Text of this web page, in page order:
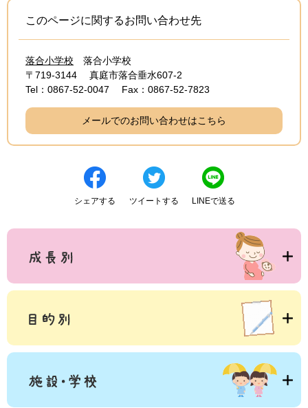
このページに関するお問い合わせ先
落合小学校
落合小学校
〒719-3144
真庭市落合垂水607-2
Tel：0867-52-0047
Fax：0867-52-7823
メールでのお問い合わせはこちら
シェアする ツイートする LINEで送る